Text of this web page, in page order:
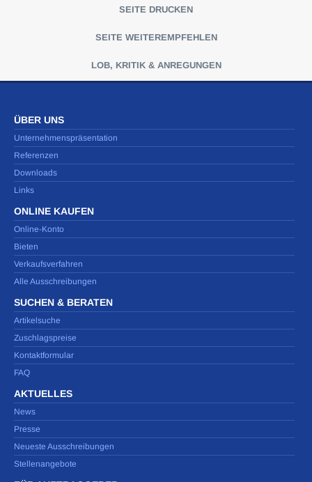
SEITE DRUCKEN
SEITE WEITEREMPFEHLEN
LOB, KRITIK & ANREGUNGEN
ÜBER UNS
Unternehmenspräsentation
Referenzen
Downloads
Links
ONLINE KAUFEN
Online-Konto
Bieten
Verkaufsverfahren
Alle Ausschreibungen
SUCHEN & BERATEN
Artikelsuche
Zuschlagspreise
Kontaktformular
FAQ
AKTUELLES
News
Presse
Neueste Ausschreibungen
Stellenangebote